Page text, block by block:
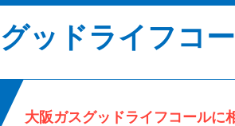
ッドライフコ
大阪ガスグッドライフコールに